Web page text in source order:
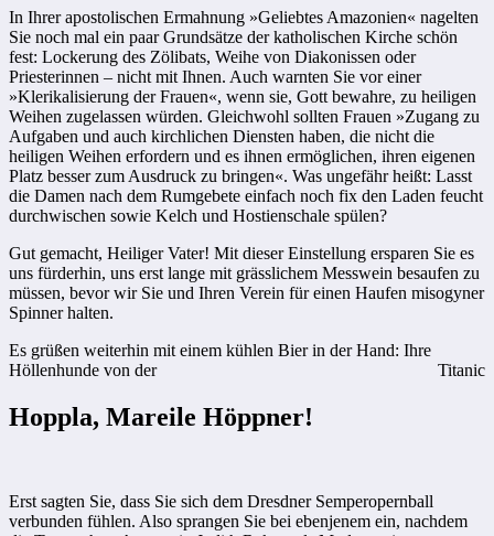
In Ihrer apostolischen Ermahnung »Geliebtes Amazonien« nagelten
Sie noch mal ein paar Grundsätze der katholischen Kirche schön
fest: Lockerung des Zölibats, Weihe von Diakonissen oder
Priesterinnen – nicht mit Ihnen. Auch warnten Sie vor einer
»Klerikalisierung der Frauen«, wenn sie, Gott bewahre, zu heiligen
Weihen zugelassen würden. Gleichwohl sollten Frauen »Zugang zu
Aufgaben und auch kirchlichen Diensten haben, die nicht die
heiligen Weihen erfordern und es ihnen ermöglichen, ihren eigenen
Platz besser zum Ausdruck zu bringen«. Was ungefähr heißt: Lasst
die Damen nach dem Rumgebete einfach noch fix den Laden feucht
durchwischen sowie Kelch und Hostienschale spülen?
Gut gemacht, Heiliger Vater! Mit dieser Einstellung ersparen Sie es
uns fürderhin, uns erst lange mit grässlichem Messwein besaufen zu
müssen, bevor wir Sie und Ihren Verein für einen Haufen misogyner
Spinner halten.
Es grüßen weiterhin mit einem kühlen Bier in der Hand: Ihre
Höllenhunde von der
Titanic
Hoppla, Mareile Höppner!
Erst sagten Sie, dass Sie sich dem Dresdner Semperopernball
verbunden fühlen. Also sprangen Sie bei ebenjenem ein, nachdem